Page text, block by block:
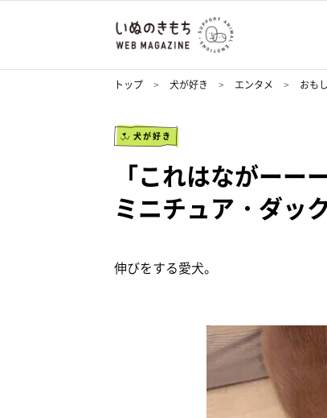
トップ 犬が好き エンタメ おも
犬が好き
「これはながー
ミニチュア・ダッ
伸びをする愛犬。